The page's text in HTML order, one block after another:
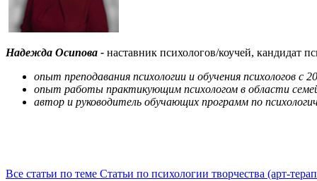
Надежда Осипова - наставник психологов/коучей, кандидат
опыт преподавания психологии и обучения психологов с
опыт работы практикующим психологом в области
автор и руководитель обучающих программ по
Все статьи по теме Статьи по психологии творчества (арт-